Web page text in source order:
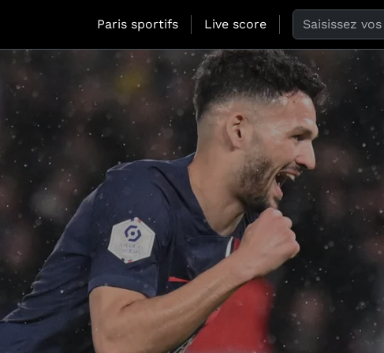
Paris sportifs Live score Search the